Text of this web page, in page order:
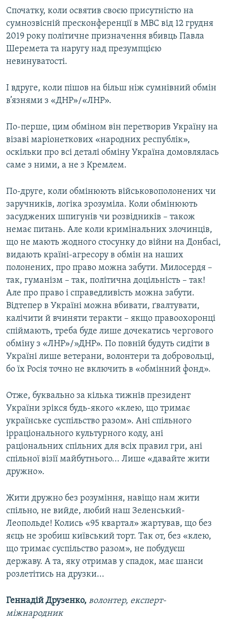
Спочатку, коли освятив своєю присутністю на
сумнозвісній пресконференції в МВС від 12 грудня
2019 року політичне призначення вбивць Павла
Шеремета та наругу над презумпцією
невинуватості.
І вдруге, коли пішов на більш ніж сумнівний обмін
в’язнями з «ДНР»/«ЛНР».
По-перше, цим обміном він перетворив Україну на
візаві маріонеткових «народних республік»,
оскільки про всі деталі обміну Україна домовлялась
саме з ними, а не з Кремлем.
По-друге, коли обмінюють військовополонених чи
заручників, логіка зрозуміла. Коли обмінюють
засуджених шпигунів чи розвідників – також
немає питань. Але коли кримінальних злочинців,
що не мають жодного стосунку до війни на Донбасі,
видають країні-агресору в обмін на наших
полонених, про право можна забути. Милосердя –
так, гуманізм – так, політична доцільність – так!
Але про право і справедливість можна забути.
Відтепер в Україні можна вбивати, ґвалтувати,
калічити й вчиняти теракти – якщо правоохоронці
спіймають, треба буде лише дочекатись чергового
обміну з «ЛНР»/»ДНР». По повній будуть сидіти в
Україні лише ветерани, волонтери та добровольці,
бо їх Росія точно не включить в «обмінний фонд».
Отже, буквально за кілька тижнів президент
України зрікся будь-якого «клею, що тримає
українське суспільство разом». Ані спільного
ірраціонального культурного коду, ані
раціональних спільних для всіх правил гри, ані
спільної візії майбутнього... Лише «давайте жити
дружно».
Жити дружно без розуміння, навіщо нам жити
спільно, не вийде, любий наш Зеленський-
Леопольде! Колись «95 квартал» жартував, що без
яєць не зробиш київський торт. Так от, без «клею,
що тримає суспільство разом», не побудуєш
державу. А та, яку отримав у спадок, має шанси
розлетітись на друзки...
Геннадій Друзенко, волонтер, експерт-
міжнародник